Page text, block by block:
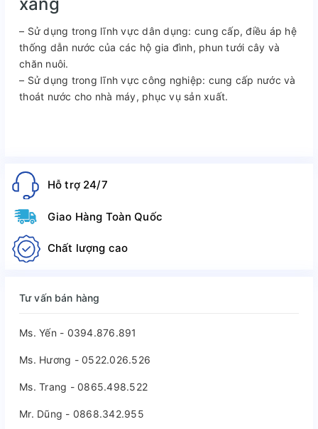
– Sử dụng trong lĩnh vực dân dụng: cung cấp, điều áp hệ
thống dẫn nước của các hộ gia đình, phun tưới cây và
chăn nuôi.
– Sử dụng trong lĩnh vực công nghiệp: cung cấp nước và
thoát nước cho nhà máy, phục vụ sản xuất.
Hỗ trợ 24/7
Giao Hàng Toàn Quốc
Chất lượng cao
Tư vấn bán hàng
Ms. Yến - 0394.876.891
Ms. Hương - 0522.026.526
Ms. Trang - 0865.498.522
Mr. Dũng - 0868.342.955